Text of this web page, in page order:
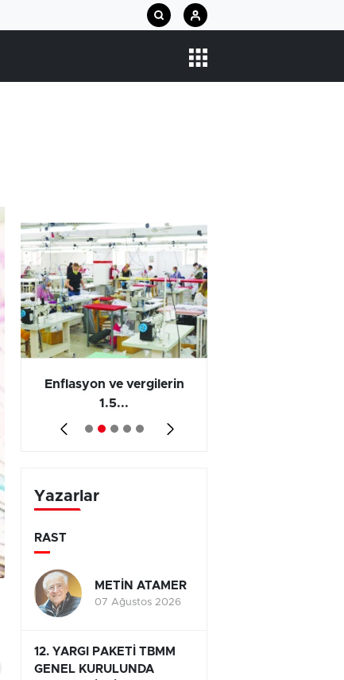
Enflasyon ve vergilerin
1.5...
Yazarlar
RAST
METİN ATAMER
07 Ağustos 2026
12. YARGI PAKETİ TBMM
GENEL KURULUNDA